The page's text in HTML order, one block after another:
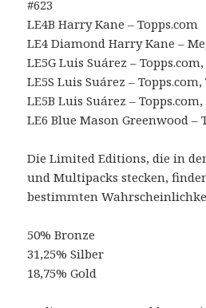
#623
LE4B Harry Kane – Topps.com
LE4 Diamond Harry Kane –
LE5G Luis Suárez –
LE5S Luis Suárez –
LE5B Luis Suárez –
LE6 Blue Mason Greenwood –
Die Limited Editions, die in
und Multipacks stecken,
bestimmten
50% Bronze
31,25% Silber
18,75% Gold